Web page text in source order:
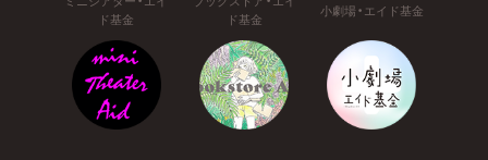
ド基金
ド基金
小劇場・エイド基金